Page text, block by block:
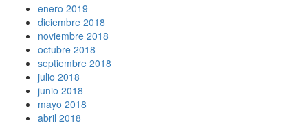
enero 2019
diciembre 2018
noviembre 2018
octubre 2018
septiembre 2018
julio 2018
junio 2018
mayo 2018
abril 2018